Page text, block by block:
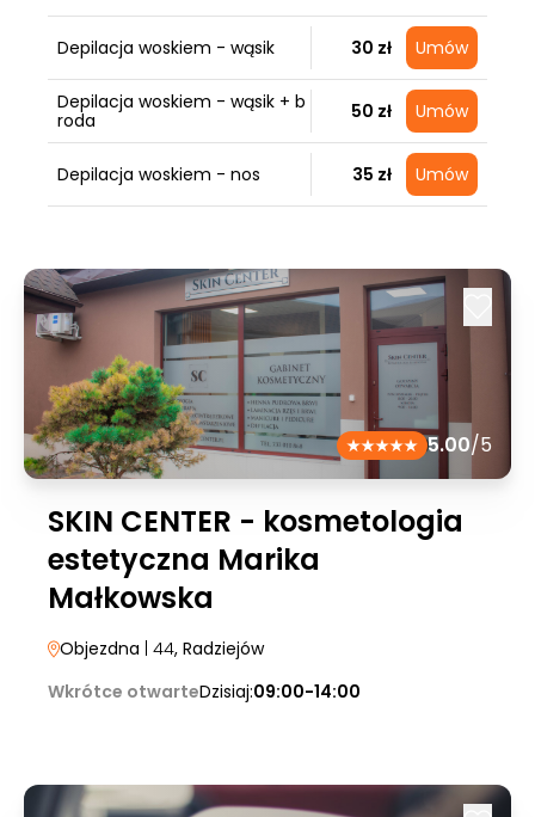
Depilacja woskiem - wąsik 30 zł Umów
Depilacja woskiem - wąsik + b
roda
50 zł Umów
Depilacja woskiem - nos 35 zł Umów
5.00/5
SKIN CENTER - kosmetologia
estetyczna Marika
Małkowska
Objezdna | 44, Radziejów
Wkrótce otwarteDzisiaj:09:00-14:00